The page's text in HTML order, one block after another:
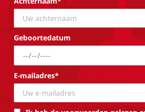
Geboortedatum
E-mailadres*